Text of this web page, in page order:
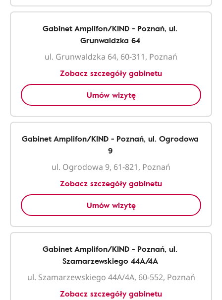
Gabinet Amplifon/KIND - Poznań, ul.
Grunwaldzka 64
ul. Grunwaldzka 64, 60-311, Poznań
Zobacz szczegóły gabinetu
Umów wizytę
Gabinet Amplifon/KIND - Poznań, ul. Ogrodowa
9
ul. Ogrodowa 9, 61-821, Poznań
Zobacz szczegóły gabinetu
Umów wizytę
Gabinet Amplifon/KIND - Poznań, ul.
Szamarzewskiego 44A/4A
ul. Szamarzewskiego 44A/4A, 60-552, Poznań
Zobacz szczegóły gabinetu